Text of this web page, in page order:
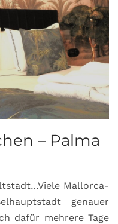
– Palma
Mallorca-
genauer
dafür mehrere Tage